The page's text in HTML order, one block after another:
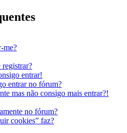
me?
registrar?
entrar!
entrar no fórum?
mas não consigo mais entrar?!
no fórum?
cookies” faz?